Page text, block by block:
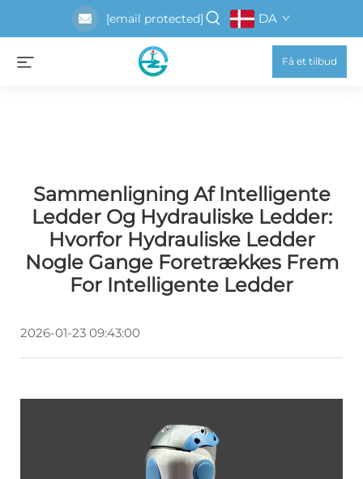
[email protected] DA
Få et tilbud
Sammenligning Af Intelligente
Ledder Og Hydrauliske Ledder:
Hvorfor Hydrauliske Ledder
Nogle Gange Foretrækkes Frem
For Intelligente Ledder
2026-01-23 09:43:00